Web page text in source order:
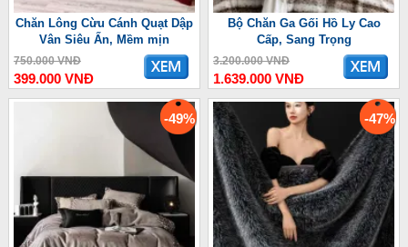
Chăn Lông Cừu Cánh Quạt Dập
Vân Siêu Ấn, Mềm mịn
750.000 VNĐ
399.000 VNĐ
Bộ Chăn Ga Gối Hồ Ly Cao
Cấp, Sang Trọng
3.200.000 VNĐ
1.639.000 VNĐ
-49% -47%